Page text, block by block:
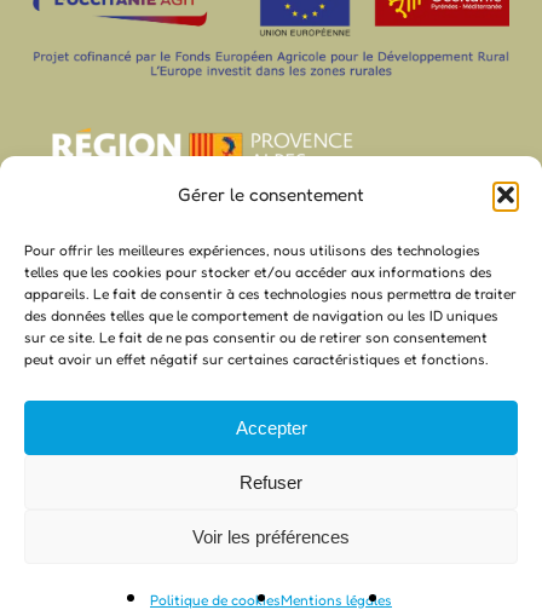
Gérer le consentement
Pour offrir les meilleures expériences, nous utilisons des technologies
telles que les cookies pour stocker et/ou accéder aux informations des
appareils. Le fait de consentir à ces technologies nous permettra de traiter
des données telles que le comportement de navigation ou les ID uniques
sur ce site. Le fait de ne pas consentir ou de retirer son consentement
peut avoir un effet négatif sur certaines caractéristiques et fonctions.
Accepter
Refuser
Voir les préférences
Politique de cookiesMentions légales
youtubegoogle-instagram
phoneemail